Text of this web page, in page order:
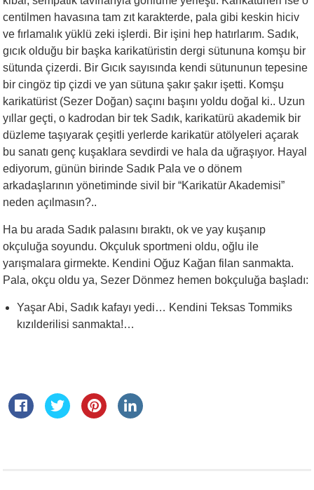
centilmen havasına tam zıt karakterde, pala gibi keskin hiciv
ve fırlamalık yüklü zeki işlerdi. Bir işini hep hatırlarım. Sadık,
gıcık olduğu bir başka karikatüristin dergi sütununa komşu bir
sütunda çizerdi. Bir Gıcık sayısında kendi sütununun tepesine
bir cingöz tip çizdi ve yan sütuna şakır şakır işetti. Komşu
karikatürist (Sezer Doğan) saçını başını yoldu doğal ki.. Uzun
yıllar geçti, o kadrodan bir tek Sadık, karikatürü akademik bir
düzleme taşıyarak çeşitli yerlerde karikatür atölyeleri açarak
bu sanatı genç kuşaklara sevdirdi ve hala da uğraşıyor. Hayal
ediyorum, günün birinde Sadık Pala ve o dönem
arkadaşlarının yönetiminde sivil bir “Karikatür Akademisi”
neden açılmasın?..
Ha bu arada Sadık palasını bıraktı, ok ve yay kuşanıp
okçuluğa soyundu. Okçuluk sportmeni oldu, oğlu ile
yarışmalara girmekte. Kendini Oğuz Kağan filan sanmakta.
Pala, okçu oldu ya, Sezer Dönmez hemen bokçuluğa başladı:
Yaşar Abi, Sadık kafayı yedi… Kendini Teksas Tommiks
kızılderilisi sanmakta!…